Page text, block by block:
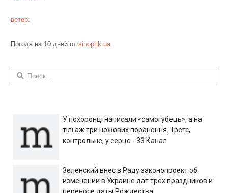
ветер:
Погода на 10 дней от sinoptik.ua
Найти:
У похоронці написали «самогубець», а на
тілі аж три ножових поранення. Третє,
контрольне, у серце - 33 Канал
Зеленский внес в Раду законопроект об
изменении в Украине дат трех праздников и